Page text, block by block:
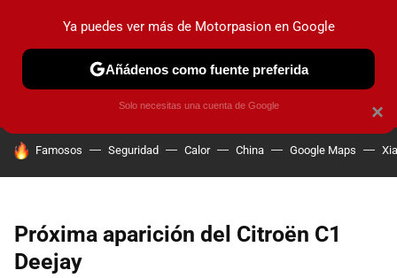
PRUEBAS COCHES ELÉCTRICOS OBSERVATORIO
HOY SE HABLA DE
Famosos Seguridad Calor China Google Maps
Próxima aparición del Citroën C1
Deejay
×
Ya puedes ver más de Motorpasion en Google
Añádenos como fuente preferida
Solo necesitas una cuenta de Google